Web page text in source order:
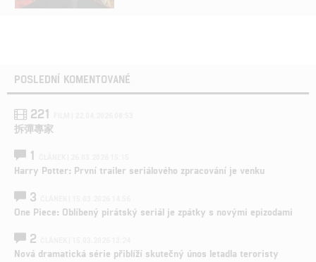
POSLEDNÍ KOMENTOVANÉ
221
拆彈專家
1
Harry Potter: První trailer seriálového zpracování je venku
3
One Piece: Oblíbený pirátský seriál je zpátky s novými epizodami
2
Nová dramatická série přiblíží skutečný únos letadla teroristy